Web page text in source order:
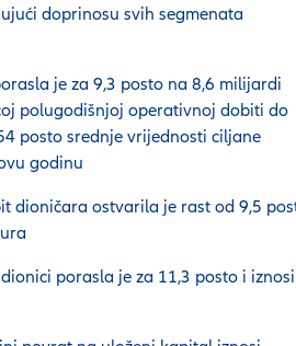
doprinosu svih segmenata
je za 9,3 posto na 8,6 milijardi
polugodišnjoj operativnoj dobiti do
posto srednje vrijednosti ciljane
godinu
dioničara ostvarila je rast od 9,5
porasla je za 11,3 posto i iznosi